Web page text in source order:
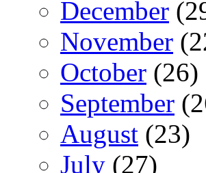
December
November
October (26)
September
August (23)
July (27)